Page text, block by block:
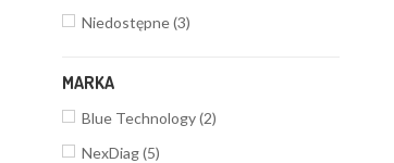
Niedostępne(3)
MARKA
Blue Technology(2)
NexDiag(5)